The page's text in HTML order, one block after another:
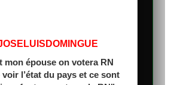
mon épouse on votera RN
voir l’état du pays et ce sont